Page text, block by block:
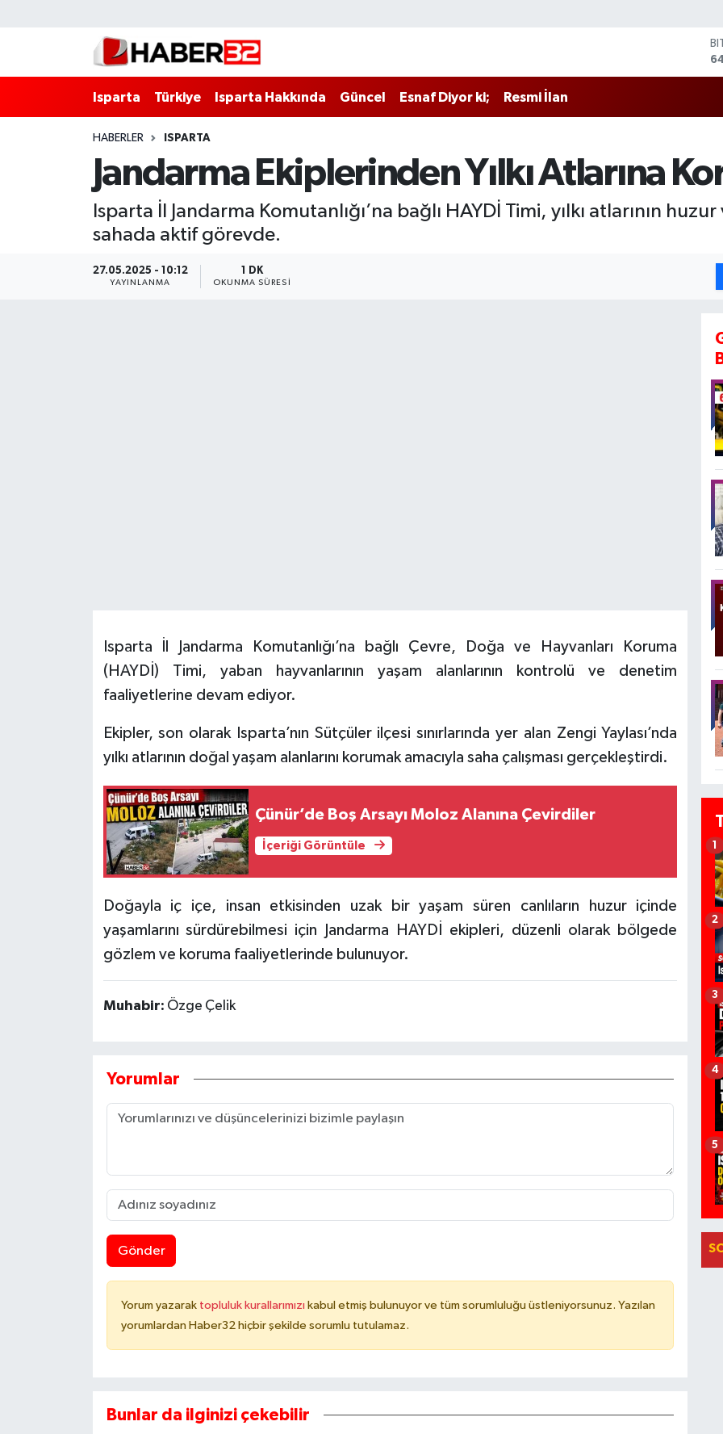
Isparta Türkiye Isparta Hakkında Güncel Esnaf Diyor ki; Resmi İlan
HABERLER ISPARTA
Jandarma Ekiplerinden Yılkı Atlarına
Isparta İl Jandarma Komutanlığı’na bağlı HAYDİ Timi, yılkı atlarının
sahada aktif görevde.
27.05.2025 - 10:12
YAYINLANMA
1 DK
OKUNMA SÜRESI
Isparta İl Jandarma Komutanlığı’na bağlı Çevre, Doğa ve Hayvanları Koruma
(HAYDİ) Timi, yaban hayvanlarının yaşam alanlarının kontrolü ve denetim
faaliyetlerine devam ediyor.
Ekipler, son olarak Isparta’nın Sütçüler ilçesi sınırlarında yer alan Zengi Yaylası’nda
yılkı atlarının doğal yaşam alanlarını korumak amacıyla saha çalışması gerçekleştirdi.
Çünür’de Boş Arsayı Moloz Alanına Çevirdiler
İçeriği Görüntüle
Doğayla iç içe, insan etkisinden uzak bir yaşam süren canlıların huzur içinde
yaşamlarını sürdürebilmesi için Jandarma HAYDİ ekipleri, düzenli olarak bölgede
gözlem ve koruma faaliyetlerinde bulunuyor.
Muhabir: Özge Çelik
Yorumlar
Gönder
Yorum yazarak topluluk kurallarımızı kabul etmiş bulunuyor ve tüm sorumluluğu üstleniyorsunuz. Yazılan
yorumlardan Haber32 hiçbir şekilde sorumlu tutulamaz.
Bunlar da ilginizi çekebilir
1
2
3
4
5
Isparta Hakkında
Esnaf Diyor ki;
ASAYİŞ
BİLİM VE TEKNOLOJİ
EĞİTİM
RESMİ İLANLAR
Tarihi Yapılarımız
Isparta Nöbetçi Eczaneler
Isparta Hava Durumu
Isparta Trafik Yoğunluk Haritası
Süper Lig Puan Durumu ve Fikstür
Tüm Manşetler
Son Dakika Haberleri